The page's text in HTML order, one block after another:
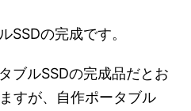
SSDの完成です。
ブルSSDの完成品だとお
すが、自作ポータブル